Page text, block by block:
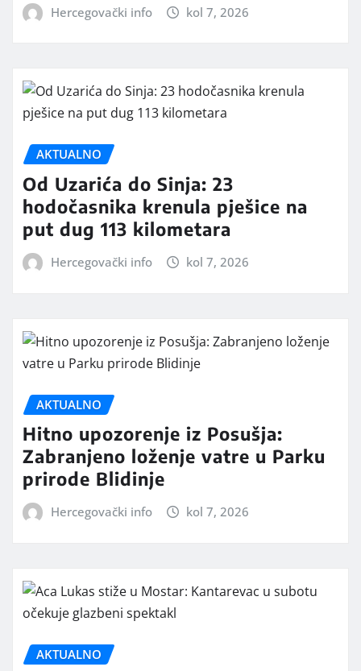
Hercegovački info kol 7, 2026
AKTUALNO
Od Uzarića do Sinja: 23
hodočasnika krenula pješice na
put dug 113 kilometara
Hercegovački info kol 7, 2026
AKTUALNO
Hitno upozorenje iz Posušja:
Zabranjeno loženje vatre u Parku
prirode Blidinje
Hercegovački info kol 7, 2026
AKTUALNO